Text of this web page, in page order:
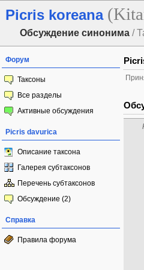
Picris koreana
Обсуждение синонима /
Форум
Таксоны
Все разделы
Активные обсуждения
Picris davurica
Описание таксона
Галерея субтаксонов
Перечень субтаксонов
Обсуждение (2)
Справка
Правила форума